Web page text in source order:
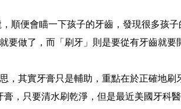
順便會瞄一下孩子的牙齒，發現很多孩子
要做了，而「刷牙」則是要從有牙齒就要
，其實牙膏只是輔助，重點在於正確地刷
膏，只要清水刷乾淨，但是最近美國牙科